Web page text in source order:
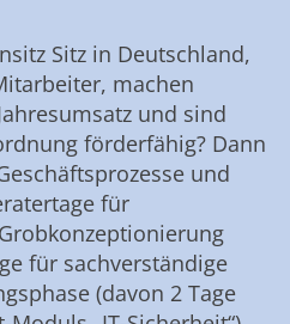
Sitz in Deutschland,
machen
und sind
förderfähig? Dann
und
für
für sachverständige
(davon 2 Tage